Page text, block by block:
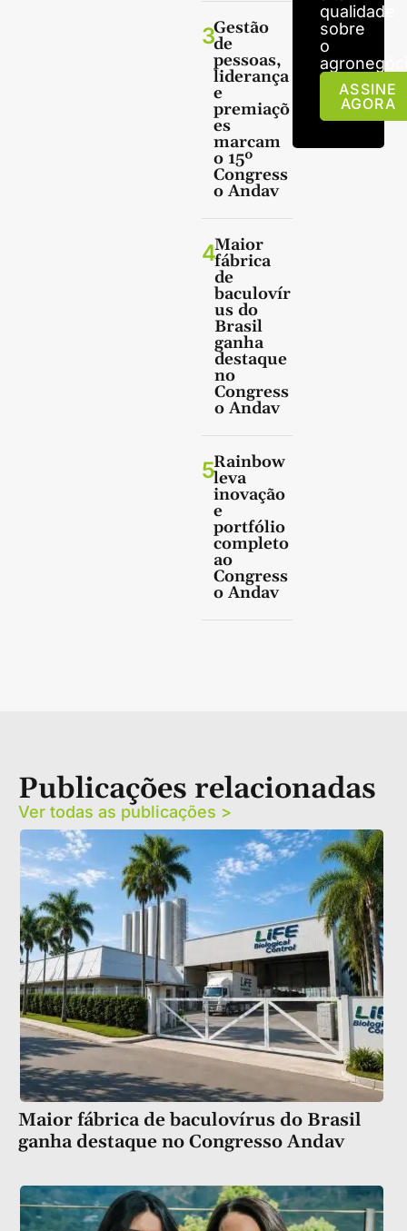
3Gestão
de
pessoas,
liderança
e
premiaçõ
es
marcam
o 15º
Congress
o Andav
4Maior
fábrica
de
baculovír
us do
Brasil
ganha
destaque
no
Congress
o Andav
5Rainbow
leva
inovação
e
portfólio
completo
ao
Congress
o Andav
qualidade
sobre
o
ASSINE
AGORA
Publicações relacionadas
Ver todas as publicações >
Maior fábrica de baculovírus do Brasil
ganha destaque no Congresso Andav